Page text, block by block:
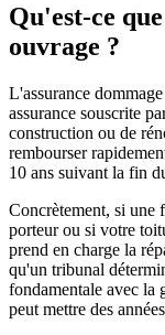
Qu'est-ce
ouvrage ?
L'assurance
assurance souscrite
construction ou de
rembourser
10 ans suivant la fin
Concrètement, si une
porteur ou si votre
prend en charge la
qu'un tribunal
fondamentale avec la
peut mettre des